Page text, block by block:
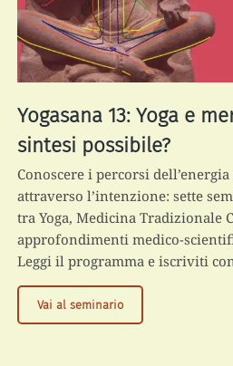
Yogasana 13: Yoga e
sintesi possibile?
Conoscere i percorsi
attraverso l’intenzione: sette
tra Yoga, Medicina Tradizionale
approfondimenti medico-
Leggi il programma e iscriviti
Vai al seminarioYogasana
13: